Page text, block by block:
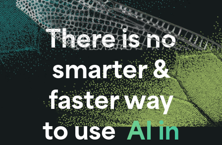
There is no
smarter &
faster way
to useAI in